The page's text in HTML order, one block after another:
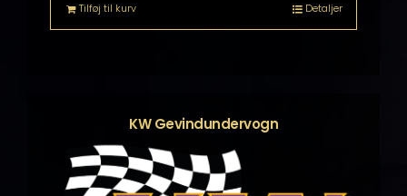
Tilføj til kurv Detaljer
KW Gevindundervogn